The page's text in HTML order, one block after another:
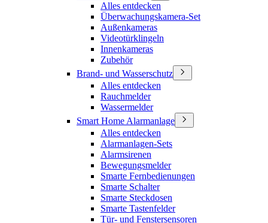
Alles entdecken
Überwachungskamera-Set
Außenkameras
Videotürklingeln
Innenkameras
Zubehör
Brand- und Wasserschutz
Alles entdecken
Rauchmelder
Wassermelder
Smart Home Alarmanlage
Alles entdecken
Alarmanlagen-Sets
Alarmsirenen
Bewegungsmelder
Smarte Fernbedienungen
Smarte Schalter
Smarte Steckdosen
Smarte Tastenfelder
Tür- und Fenstersensoren